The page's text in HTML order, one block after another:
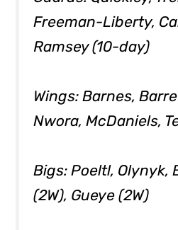
Freeman-Liberty,
Ramsey (10-day)
Wings: Barnes,
Nwora, McDaniels,
Bigs: Poeltl, Olynyk,
(2W), Gueye (2W)